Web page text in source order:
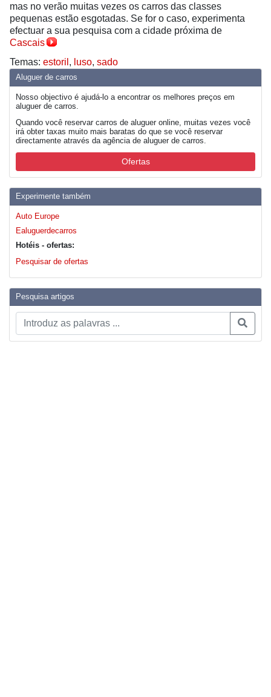
Aluguer de carros
Nosso objectivo é ajudá-lo a encontrar os melhores preços em
aluguer de carros.
Quando você reservar carros de aluguer online, muitas vezes você
irá obter taxas muito mais baratas do que se você reservar
directamente através da agência de aluguer de carros.
Ofertas
Experimente também
Auto Europe
Ealuguerdecarros
Hotéis - ofertas:
Pesquisar de ofertas
Pesquisa artigos
mas no verão muitas vezes os carros das classes
pequenas estão esgotadas. Se for o caso, experimenta
efectuar a sua pesquisa com a cidade próxima de
Cascais
Temas: estoril , luso, sado